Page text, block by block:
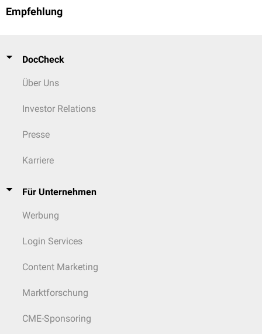
Empfehlung
DocCheck
Über Uns
Investor Relations
Presse
Karriere
Für Unternehmen
Werbung
Login Services
Content Marketing
Marktforschung
CME-Sponsoring